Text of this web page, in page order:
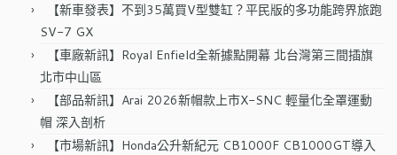
【新車發表】不到35萬買V型雙缸？平民版的多功能跨界旅跑
SV-7 GX
【車廠新訊】Royal Enfield全新據點開幕 北台灣第三間插旗
北市中山區
【部品新訊】Arai 2026新帽款上市X-SNC 輕量化全罩運動
帽 深入剖析
【市場新訊】Honda公升新紀元 CB1000F CB1000GT導入